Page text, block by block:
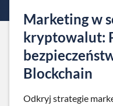
Marketing w
kryptowalut:
Blockchain
Odkryj strategie